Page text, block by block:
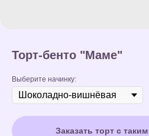
Торт-бенто "Маме"
Выберите начинку:
Заказать торт с